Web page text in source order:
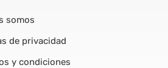
somos
de privacidad
y condiciones